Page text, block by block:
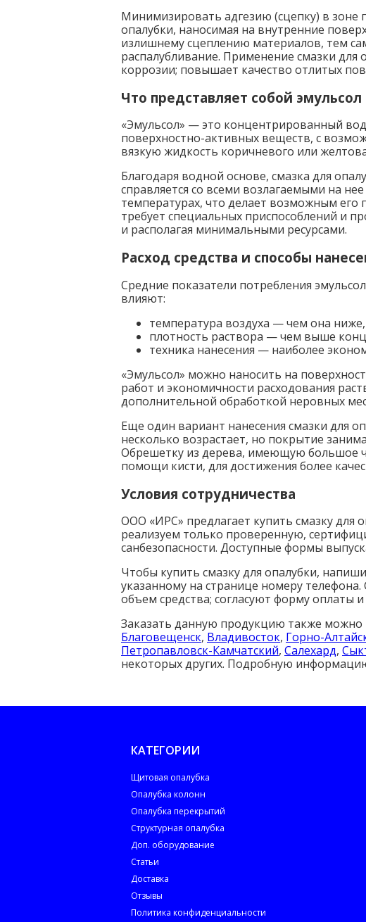
Минимизировать адгезию (сцепку) в зоне
опалубки, наносимая на внутренние
излишнему сцеплению материалов, тем
распалубливание. Применение смазки
коррозии; повышает качество отлитых
Что представляет собой эмульсол
«Эмульсол» — это концентрированный
поверхностно-активных веществ, с
вязкую жидкость коричневого или
Благодаря водной основе, смазка для
справляется со всеми возлагаемыми на
температурах, что делает возможным его
требует специальных приспособлений и
и располагая минимальными ресурсами.
Расход средства и способы
Средние показатели потребления
влияют:
температура воздуха — чем она
плотность раствора — чем выше
техника нанесения — наиболее
«Эмульсол» можно наносить на
работ и экономичности расходования
дополнительной обработкой неровных
Еще один вариант нанесения смазки для
несколько возрастает, но покрытие
Обрешетку из дерева, имеющую большое
помощи кисти, для достижения более
Условия сотрудничества
ООО «ИРС» предлагает купить смазку для
реализуем только проверенную,
санбезопасности. Доступные формы
Чтобы купить смазку для опалубки,
указанному на странице номеру
объем средства; согласуют форму оплаты и
Заказать данную продукцию также можно
Благовещенск, Владивосток, Горно-
Петропавловск-Камчатский, Салехард,
некоторых других. Подробную
КАТЕГОРИИ
Щитовая опалубка
Опалубка колонн
Опалубка перекрытий
Структурная опалубка
Доп. оборудование
Статьи
Доставка
Отзывы
Политика конфиденциальности